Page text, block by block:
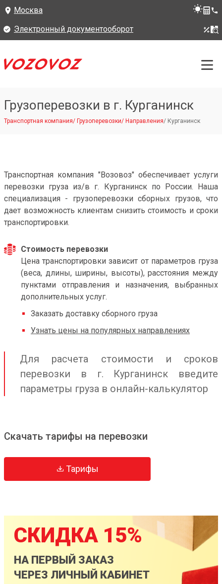
Москва
Электронный документооборот
Грузоперевозки в г. Курганинск
Транспортная компания/ Грузоперевозки/ Направления/ Курганинск
Транспортная компания "Возовоз" обеспечивает услуги
перевозки груза из/в г. Курганинск по России. Наша
специализация - грузоперевозки сборных грузов, что
дает возможность клиентам снизить стоимость и сроки
транспортировки.
Стоимость перевозки
Цена транспортировки зависит от параметров груза
(веса, длины, ширины, высоты), расстояния между
пунктами отправления и назначения, выбранных
дополнительных услуг.
Заказать доставку сборного груза
Узнать цены на популярных направлениях
Для расчета стоимости и сроков
перевозки в г. Курганинск введите
параметры груза в онлайн-калькулятор
Скачать тарифы на перевозки
Тарифы
СКИДКА 15%
НА ПЕРВЫЙ ЗАКАЗ
ЧЕРЕЗ ЛИЧНЫЙ КАБИНЕТ